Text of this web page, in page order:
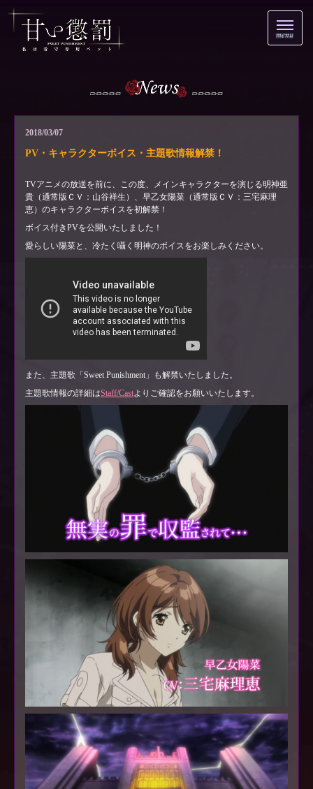
2018/03/07
PV・キャラクターボイス・主題歌情報解禁！
TVアニメの放送を前に、この度、メインキャラクターを演じる明神亜
貴（通常版ＣＶ：山谷祥生）、早乙女陽菜（通常版ＣＶ：三宅麻理
恵）のキャラクターボイスを初解禁！
ボイス付きPVを公開いたしました！
愛らしい陽菜と、冷たく囁く明神のボイスをお楽しみください。
また、主題歌「Sweet Punishment」も解禁いたしました。
主題歌情報の詳細はStaff/Castよりご確認をお願いいたします。